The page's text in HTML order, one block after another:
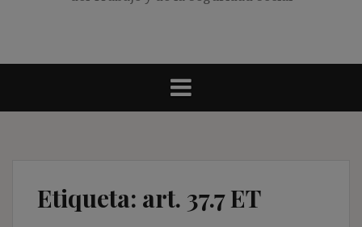
Etiqueta: art. 37.7 ET